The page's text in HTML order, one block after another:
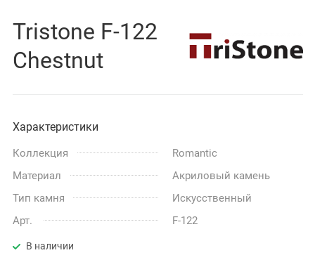
Tristone F-122
Chestnut
Характеристики
Коллекция
Romantic
Материал
Акриловый камень
Тип камня
Искусственный
Арт.
F-122
В наличии